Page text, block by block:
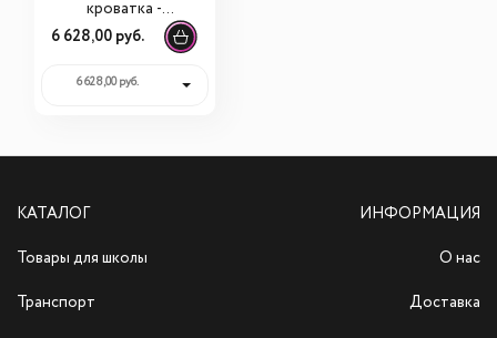
кроватка -
колыбель KidKraft
60130_KE
6 628,00 руб.
6 628,00 руб.
КАТАЛОГ
Товары для школы
Транспорт
ИНФОРМАЦИЯ
О нас
Доставка